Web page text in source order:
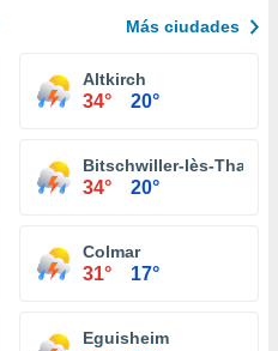
Más ciudades
Altkirch
34° 20°
Bitschwiller-lès-Thann
34° 20°
Colmar
31° 17°
Eguisheim